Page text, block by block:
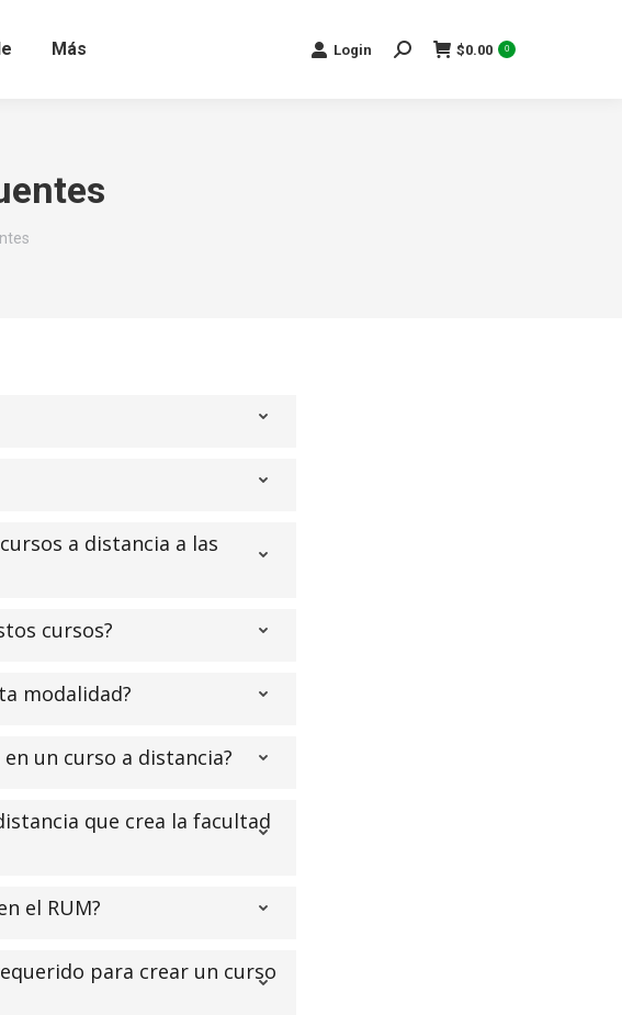
Más Login Search:$0.00 0
a distancia a las
cursos?
modalidad?
un curso a distancia?
que crea la facultad
el RUM?
para crear un curso